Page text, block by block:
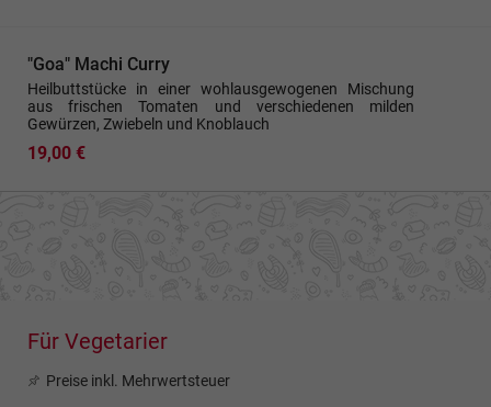
"Goa" Machi Curry
Heilbuttstücke in einer wohlausgewogenen Mischung
aus frischen Tomaten und verschiedenen milden
Gewürzen, Zwiebeln und Knoblauch
19,00 €
Für Vegetarier
Preise inkl. Mehrwertsteuer